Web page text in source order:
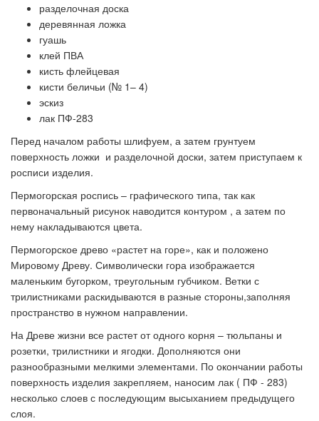
разделочная доска
деревянная ложка
гуашь
клей ПВА
кисть флейцевая
кисти беличьи (№ 1– 4)
эскиз
лак ПФ-283
Перед началом работы шлифуем, а затем грунтуем
поверхность ложки и разделочной доски, затем приступаем к
росписи изделия.
Пермогорская роспись – графического типа, так как
первоначальный рисунок наводится контуром , а затем по
нему накладываются цвета.
Пермогорское древо «растет на горе», как и положено
Мировому Древу. Символически гора изображается
маленьким бугорком, треугольным губчиком. Ветки с
трилистниками раскидываются в разные стороны,заполняя
пространство в нужном направлении.
На Древе жизни все растет от одного корня – тюльпаны и
розетки, трилистники и ягодки. Дополняются они
разнообразными мелкими элементами. По окончании работы
поверхность изделия закрепляем, наносим лак ( ПФ - 283)
несколько слоев с последующим высыханием предыдущего
слоя.